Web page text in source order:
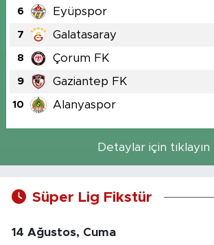
6 Eyüpspor
7 Galatasaray
8 Çorum FK
9 Gaziantep FK
10 Alanyaspor
Detaylar için tıklayın
Süper Lig Fikstür
14 Ağustos, Cuma